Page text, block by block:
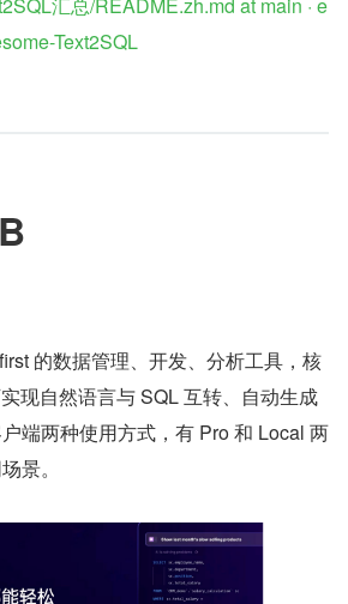
Text2SQL
的数据管理、开发、分析工具，核
现自然语言与 SQL 互转、自动生成
端两种使用方式，有 Pro 和 Local 两
景。